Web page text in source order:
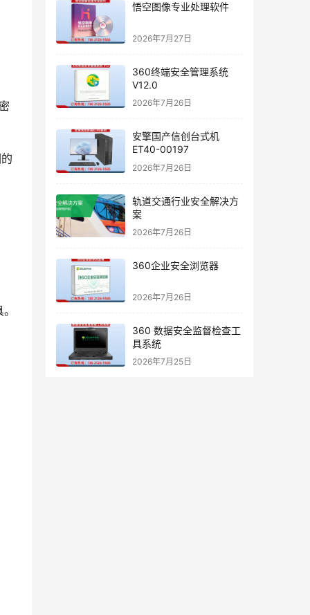
悟空图像专业处理软件
2026年7月27日
360终端安全管理系统
V12.0
2026年7月26日
安擎国产信创台式机
ET40-00197
2026年7月26日
轨道交通行业安全解决方
案
2026年7月26日
360企业安全浏览器
2026年7月26日
360 数据安全监督检查工
具系统
2026年7月25日